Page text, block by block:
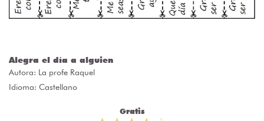
Alegra el día a alguien
Autora: La profe Raquel
Idioma: Castellano
Gratis